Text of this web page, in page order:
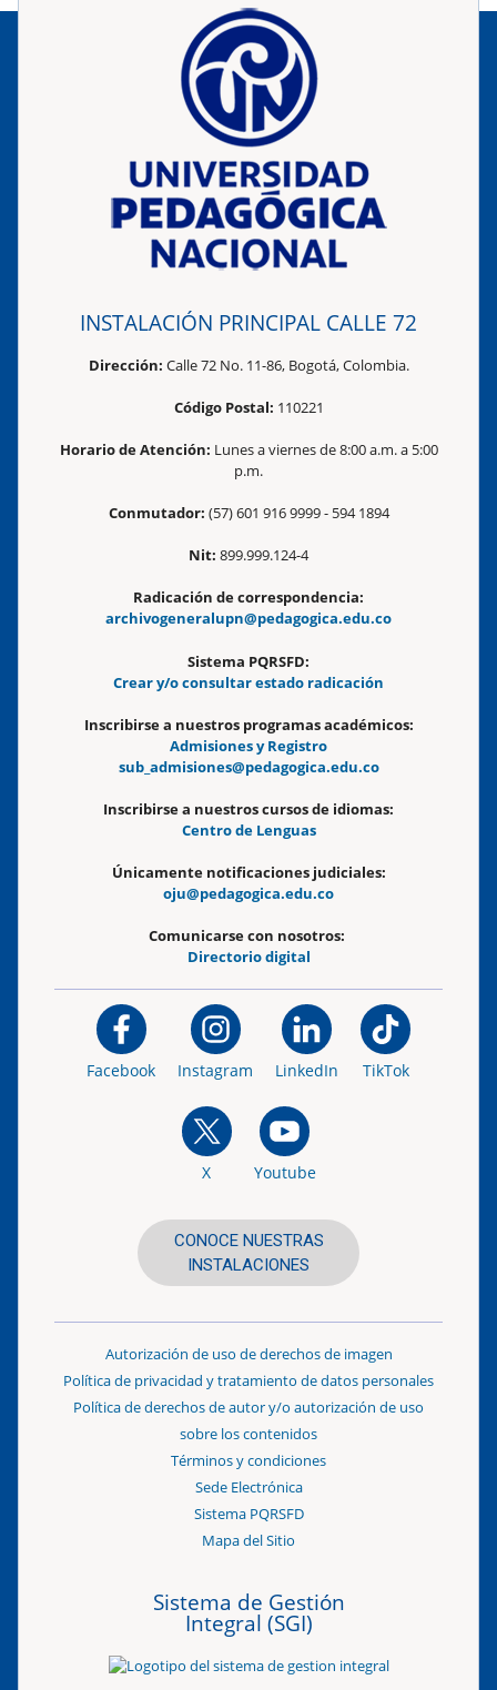
INSTALACIÓN PRINCIPAL CALLE 72
Dirección: Calle 72 No. 11-86, Bogotá, Colombia.
Código Postal: 110221
Horario de Atención: Lunes a viernes de 8:00 a.m. a 5:00
p.m.
Conmutador: (57) 601 916 9999 - 594 1894
Nit: 899.999.124-4
Radicación de correspondencia:
archivogeneralupn@pedagogica.edu.co
Sistema PQRSFD:
Crear y/o consultar estado radicación
Inscribirse a nuestros programas académicos:
Admisiones y Registro
sub_admisiones@pedagogica.edu.co
Inscribirse a nuestros cursos de idiomas:
Centro de Lenguas
Únicamente notificaciones judiciales:
oju@pedagogica.edu.co
Comunicarse con nosotros:
Directorio digital
Facebook Instagram LinkedIn TikTok
X Youtube
CONOCE NUESTRAS
INSTALACIONES
Autorización de uso de derechos de imagen
Política de privacidad y tratamiento de datos personales
Política de derechos de autor y/o autorización de uso
sobre los contenidos
Términos y condiciones
Sede Electrónica
Sistema PQRSFD
Mapa del Sitio
Sistema de Gestión
Integral (SGI)